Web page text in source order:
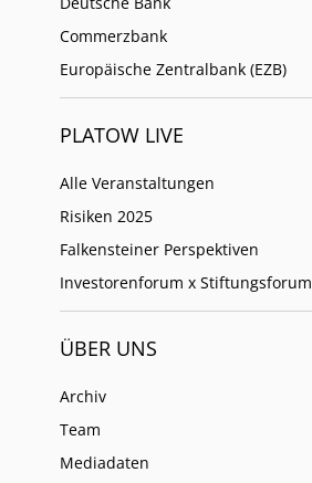
Commerzbank
Europäische Zentralbank (EZB)
PLATOW LIVE
Alle Veranstaltungen
Risiken 2025
Falkensteiner Perspektiven
Investorenforum x Stiftungsforum
ÜBER UNS
Archiv
Team
Mediadaten